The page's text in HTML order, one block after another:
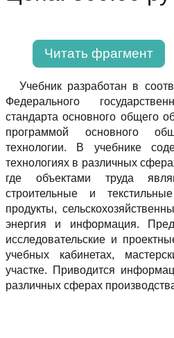
Читать фрагмент
Учебник разработан в
Федерального
стандарта основного общего
программой основного
технологии. В учебнике
технологиях в различных
где объектами труда
строительные и
продукты,
энергия и информация.
исследовательские и
учебных кабинетах,
участке. Приводится
различных сферах